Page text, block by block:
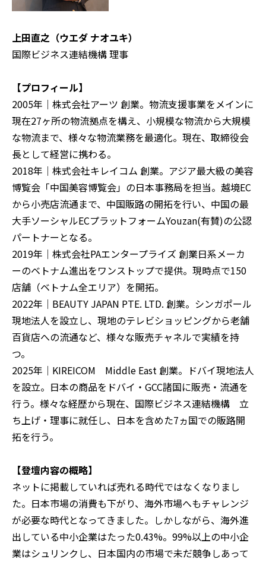
上田直之（ウエダ ナオユキ）
国際ビジネス連結機構 理事
【プロフィール】
2005年｜株式会社アーツ 創業。物流支援事業をメインに
現在27ヶ所の物流拠点を構え、小規模な物流から大規模
な物流まで、様々な物流業務を最適化。現在、取締役会
長として経営に携わる。
2018年｜株式会社キレイコム 創業。アジア最大級の美容
博覧会「中国美容博覧会」の日本事務局を担当。越境EC
から小売店流通まで、中国販路の開拓を行い、中国の最
大手ソーシャルECプラットフォームYouzan(有賛)の公認
パートナーとなる。
2019年｜株式会社PAエンタープライズ 創業日系メーカ
ーのベトナム進出をワンストップで提供。現時点で150
店舗（ベトナム全エリア）を開拓。
2022年｜BEAUTY JAPAN PTE. LTD. 創業。シンガポール
現地法人を設立し、現地のテレビショッピングから老舗
百貨店への流通など、様々な販売チャネルで実績を持
つ。
2025年｜KIREICOM Middle East 創業。ドバイ現地法人
を設立。日本の商品をドバイ・GCC諸国に販売・流通を
行う。様々な経歴から現在、国際ビジネス連結機構 立
ち上げ・理事に就任し、日本を含めた7ヵ国での販路開
拓を行う。
【登壇内容の概略】
ネットに掲載していれば売れる時代ではなくなりまし
た。日本市場の消費も下がり、海外市場へもチャレンジ
が必要な時代となってきました。しかしながら、海外進
出している中小企業はたった0.43%。99%以上の中小企
業はシュリンクし、日本国内の市場で未だ競争しあって